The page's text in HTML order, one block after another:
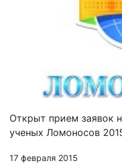
Открыт прием заявок
ученых Ломоносов
17 февраля 2015